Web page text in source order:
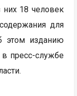
18 человек
для
этом изданию
в пресс-службе